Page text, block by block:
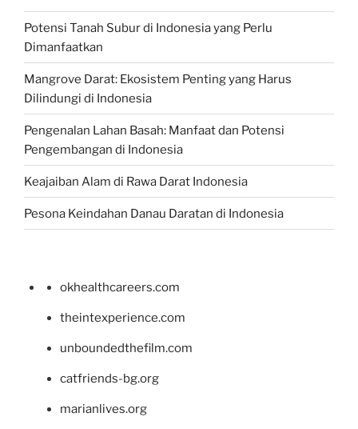
Potensi Tanah Subur di Indonesia yang Perlu
Dimanfaatkan
Mangrove Darat: Ekosistem Penting yang Harus
Dilindungi di Indonesia
Pengenalan Lahan Basah: Manfaat dan Potensi
Pengembangan di Indonesia
Keajaiban Alam di Rawa Darat Indonesia
Pesona Keindahan Danau Daratan di Indonesia
okhealthcareers.com
theintexperience.com
unboundedthefilm.com
catfriends-bg.org
marianlives.org